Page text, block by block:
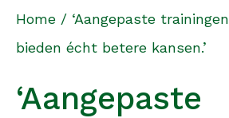
Home / ‘Aangepaste trainingen
bieden écht betere kansen.’
‘Aangepaste